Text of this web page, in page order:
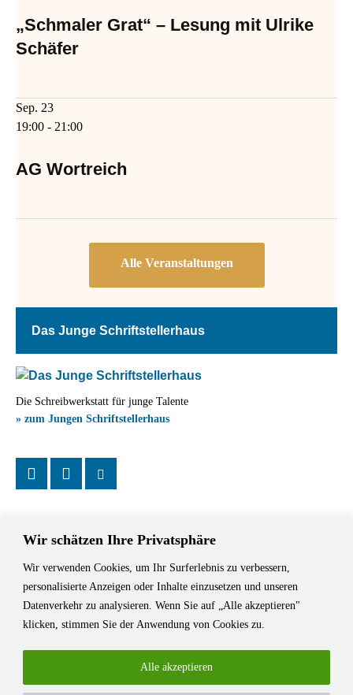
Wir schätzen Ihre Privatsphäre
Wir verwenden Cookies, um Ihr Surferlebnis zu verbessern,
personalisierte Anzeigen oder Inhalte einzusetzen und unseren
Datenverkehr zu analysieren. Wenn Sie auf „Alle akzeptieren"
klicken, stimmen Sie der Anwendung von Cookies zu.
Alle akzeptieren
„Schmaler Grat“ – Lesung mit Ulrike
Schäfer
Sep. 23
19:00 - 21:00
AG Wortreich
Das Junge Schriftstellerhaus
Die Schreibwerkstatt für junge Talente
» zum Jungen Schriftstellerhaus
Das Schriftstellerhaus ist ein beliebter Treffpunkt für Autorinnen und
Autoren aus Stuttgart und der Region sowie ein Veranstaltungsort für
Lesungen, Tagungen und Schreibwerkstätten.